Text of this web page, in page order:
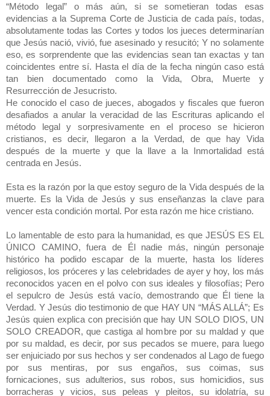
“Método legal” o más aún, si se sometieran todas esas
evidencias a la Suprema Corte de Justicia de cada país, todas,
absolutamente todas las Cortes y todos los jueces determinarían
que Jesús nació, vivió, fue asesinado y resucitó; Y no solamente
eso, es sorprendente que las evidencias sean tan exactas y tan
coincidentes entre sí. Hasta el día de la fecha ningún caso está
tan bien documentado como la Vida, Obra, Muerte y
Resurrección de Jesucristo.
He conocido el caso de jueces, abogados y fiscales que fueron
desafiados a anular la veracidad de las Escrituras aplicando el
método legal y sorpresivamente en el proceso se hicieron
cristianos, es decir, llegaron a la Verdad, de que hay Vida
después de la muerte y que la llave a la Inmortalidad está
centrada en Jesús.
Esta es la razón por la que estoy seguro de la Vida después de la
muerte. Es la Vida de Jesús y sus enseñanzas la clave para
vencer esta condición mortal. Por esta razón me hice cristiano.
Lo lamentable de esto para la humanidad, es que JESÚS ES EL
ÚNICO CAMINO, fuera de Él nadie más, ningún personaje
histórico ha podido escapar de la muerte, hasta los líderes
religiosos, los próceres y las celebridades de ayer y hoy, los más
reconocidos yacen en el polvo con sus ideales y filosofías; Pero
el sepulcro de Jesús está vacío, demostrando que Él tiene la
Verdad. Y Jesús dio testimonio de que HAY UN “MÁS ALLÁ”; Es
Jesús quien explica con precisión que hay UN SOLO DIOS, UN
SOLO CREADOR, que castiga al hombre por su maldad y que
por su maldad, es decir, por sus pecados se muere, para luego
ser enjuiciado por sus hechos y ser condenados al Lago de fuego
por sus mentiras, por sus engaños, sus coimas, sus
fornicaciones, sus adulterios, sus robos, sus homicidios, sus
borracheras y vicios, sus peleas y pleitos, su idolatría, su